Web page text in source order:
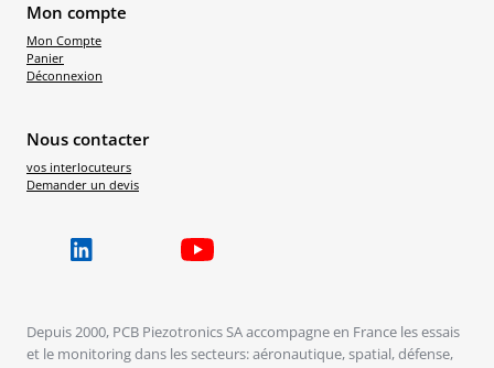
Mon compte
Mon Compte
Panier
Déconnexion
Nous contacter
vos interlocuteurs
Demander un devis
Depuis 2000, PCB Piezotronics SA accompagne en France les essais
et le monitoring dans les secteurs: aéronautique, spatial, défense,